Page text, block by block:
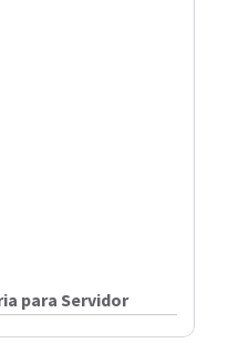
para Servidor